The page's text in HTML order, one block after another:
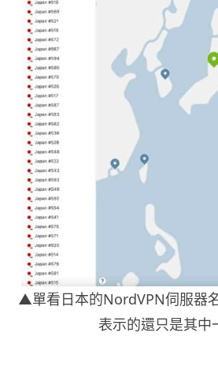
▲單看日本的NordVPN伺服器
表示的還只是其中